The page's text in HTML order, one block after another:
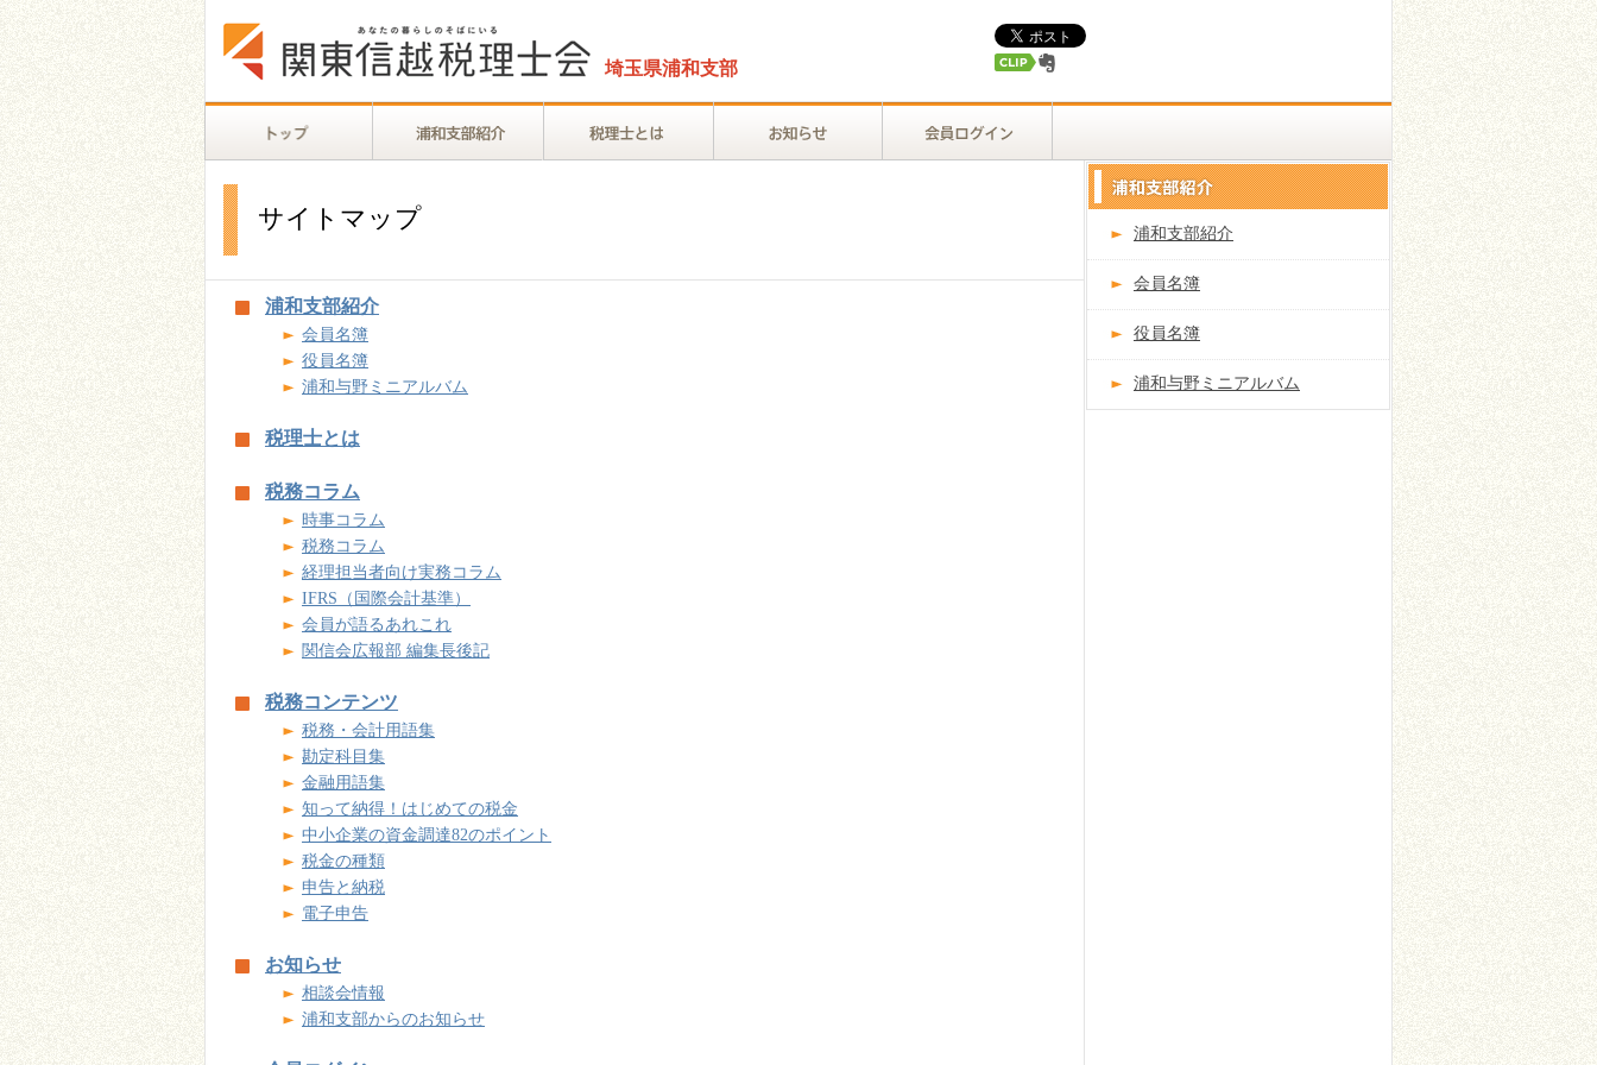
埼玉県浦和支部
サイトマップ
浦和支部紹介
会員名簿
役員名簿
浦和与野ミニアルバム
税理士とは
税務コラム
時事コラム
税務コラム
経理担当者向け実務コラム
IFRS（国際会計基準）
会員が語るあれこれ
関信会広報部 編集長後記
税務コンテンツ
税務・会計用語集
勘定科目集
金融用語集
知って納得！はじめての税金
中小企業の資金調達82のポイント
税金の種類
申告と納税
電子申告
お知らせ
相談会情報
浦和支部からのお知らせ
浦和支部紹介
会員名簿
役員名簿
浦和与野ミニアルバム